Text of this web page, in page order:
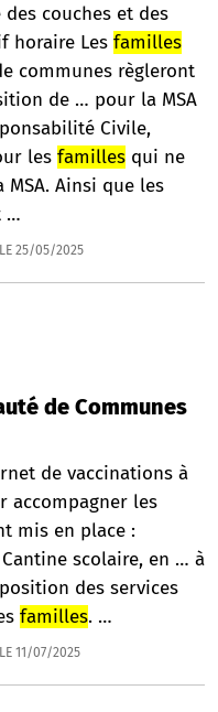
couches et des
horaire Les familles
communes règleront
de … pour la MSA
Civile,
les familles qui ne
Ainsi que les
…
25/05/2025
de Communes
de vaccinations à
accompagner les
mis en place :
scolaire, en … à
des services
familles. …
11/07/2025